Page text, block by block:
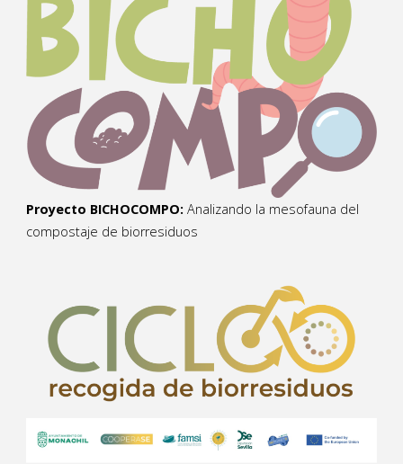
Proyecto BICHOCOMPO: Analizando la mesofauna del
compostaje de biorresiduos